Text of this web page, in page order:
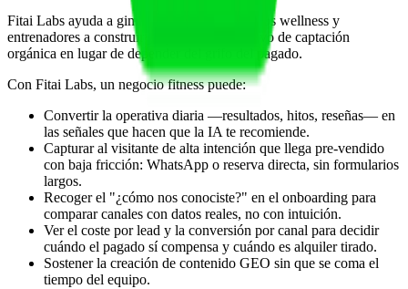
Fitai Labs ayuda a gimnasios, estudios, centros wellness y
entrenadores a construir y aprovechar el activo de captación
orgánica en lugar de depender del grifo del pagado.
Con Fitai Labs, un negocio fitness puede:
Convertir la operativa diaria —resultados, hitos, reseñas— en
las señales que hacen que la IA te recomiende.
Capturar al visitante de alta intención que llega pre-vendido
con baja fricción: WhatsApp o reserva directa, sin formularios
largos.
Recoger el "¿cómo nos conociste?" en el onboarding para
comparar canales con datos reales, no con intuición.
Ver el coste por lead y la conversión por canal para decidir
cuándo el pagado sí compensa y cuándo es alquiler tirado.
Sostener la creación de contenido GEO sin que se coma el
tiempo del equipo.